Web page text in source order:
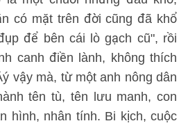
có mặt trên đời cũng đã khổ
để bên cái lò gạch cũ", rồi
canh điền lành, không thích
vậy mà, từ một anh nông dân
tên tù, tên lưu manh, con
hình, nhân tính. Bi kịch, cuộc